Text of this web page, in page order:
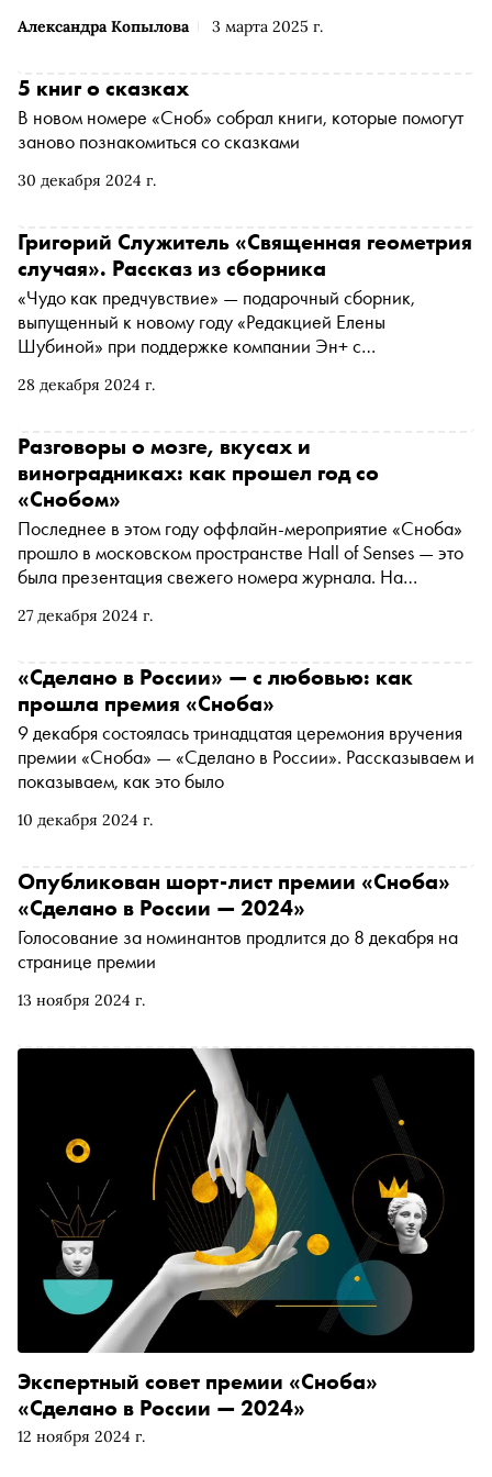
Александра Копылова 3 марта 2025 г.
30 декабря 2024 г.
5 книг о сказках
В новом номере «Сноб» собрал книги, которые помогут
заново познакомиться со сказками
28 декабря 2024 г.
Григорий Служитель «Священная геометрия
случая». Рассказ из сборника
«Чудо как предчувствие» — подарочный сборник,
выпущенный к новому году «Редакцией Елены
Шубиной» при поддержке компании Эн+ с
среди которых Евгений Водолазкин, Татьяна Толстая,
версии чуда. «Сноб» публикует рассказ Григория
Служителя с предисловием автора
27 декабря 2024 г.
Разговоры о мозге, вкусах и
виноградниках: как прошел год со
«Снобом»
Последнее в этом году оффлайн-мероприятие «Сноба»
прошло в московском пространстве Hall of Senses — это
была презентация свежего номера журнала. На
представителей культуры, бизнеса и членов клуба
головном мозге и искусственном интеллекте, пробовали
вино, исследовали дороги и даже разукрасили
небольшой холодильник. Вспоминаем самые яркие
мероприятия 2024 года
10 декабря 2024 г.
«Сделано в России» — с любовью: как
прошла премия «Сноба»
9 декабря состоялась тринадцатая церемония вручения
премии «Сноба» — «Сделано в России». Рассказываем и
показываем, как это было
13 ноября 2024 г.
Опубликован шорт-лист премии «Сноба»
«Сделано в России — 2024»
Голосование за номинантов продлится до 8 декабря на
странице премии
12 ноября 2024 г.
Экспертный совет премии «Сноба»
«Сделано в России — 2024»